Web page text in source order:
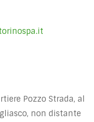
Pozzo Strada, al
non distante